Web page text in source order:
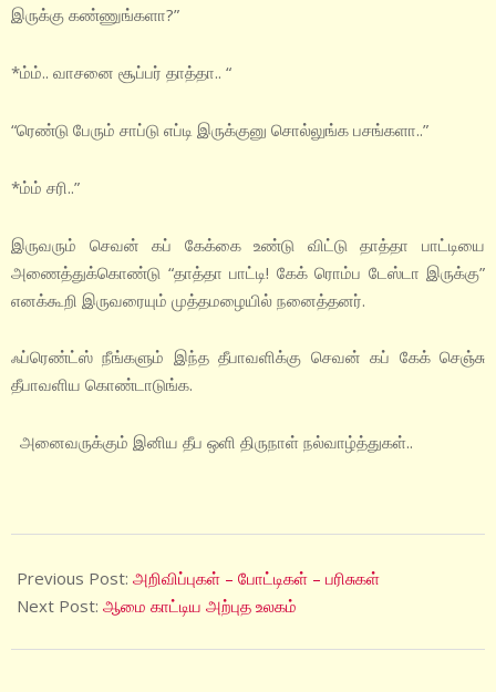
இருக்கு கண்ணுங்களா?”
*ம்ம்.. வாசனை சூப்பர் தாத்தா.. “
“ரெண்டு பேரும் சாப்டு எப்டி இருக்குனு சொல்லுங்க பசங்களா..”
*ம்ம் சரி..”
இருவரும் செவன் கப் கேக்கை உண்டு விட்டு தாத்தா பாட்டியை
அணைத்துக்கொண்டு “தாத்தா பாட்டி! கேக் ரொம்ப டேஸ்டா இருக்கு”
எனக்கூறி இருவரையும் முத்தமழையில் நனைத்தனர்.
ஃப்ரெண்ட்ஸ் நீங்களும் இந்த தீபாவளிக்கு செவன் கப் கேக் செஞ்சு
தீபாவளிய கொண்டாடுங்க.
அனைவருக்கும் இனிய தீப ஒளி திருநாள் நல்வாழ்த்துகள்..
11-
15
Previous Post: அறிவிப்புகள் – போட்டிகள் – பரிசுகள்
Next Post: ஆமை காட்டிய அற்புத உலகம்